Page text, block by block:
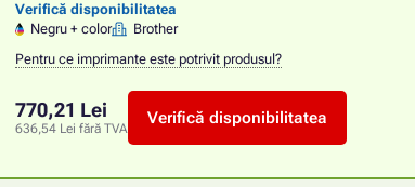
Verifică disponibilitatea
Negru + color
Brother
Pentru ce imprimante este potrivit produsul?
770,21 Lei
636,54 Lei fără TVA
Verifică disponibilitatea